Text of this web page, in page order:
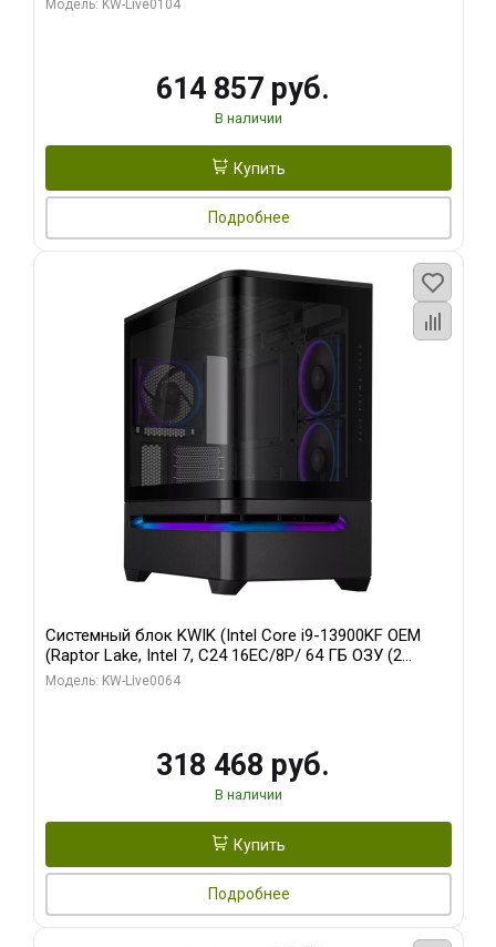
Модель: KW-Live0104
614 857 руб.
В наличии
Купить
Подробнее
Системный блок KWIK (Intel Core i9-13900KF OEM
(Raptor Lake, Intel 7, C24 16EC/8P/ 64 ГБ ОЗУ (2
модуля)/ ASUS RTX5080 PROART OC 16GB GDDR7
Модель: KW-Live0064
318 468 руб.
В наличии
Купить
Подробнее